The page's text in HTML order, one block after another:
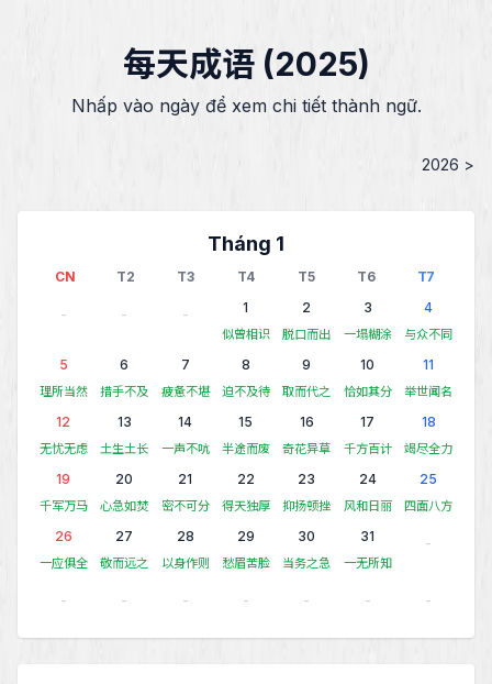
每天成语 (2025)
Nhấp vào ngày để xem chi tiết thành ngữ.
2026 >
Tháng 1
CN T2 T3 T4 T5 T6 T7
- - - 1
似曾相识
2
脱口而出
3
一塌糊涂
4
与众不同
5
理所当然
6
措手不及
7
疲惫不堪
8
迫不及待
9
取而代之
10
恰如其分
11
举世闻名
12
无忧无虑
13
土生土长
14
一声不吭
15
半途而废
16
奇花异草
17
千方百计
18
竭尽全力
19
千军万马
20
心急如焚
21
密不可分
22
得天独厚
23
抑扬顿挫
24
风和日丽
25
四面八方
26
一应俱全
27
敬而远之
28
以身作则
29
愁眉苦脸
30
当务之急
31
一无所知
-
- - - - - - -